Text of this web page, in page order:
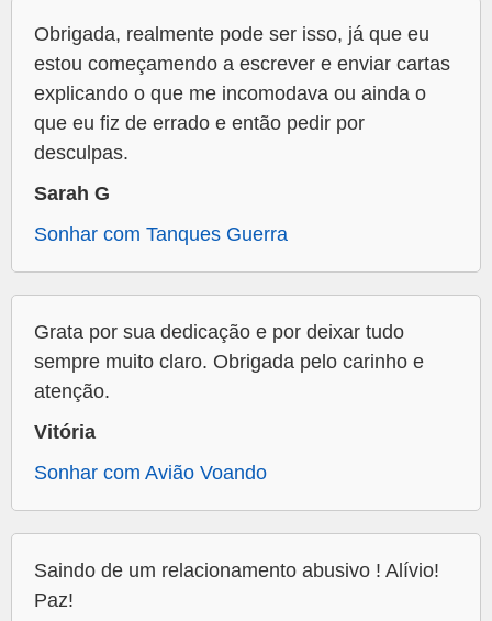
Obrigada, realmente pode ser isso, já que eu
estou começamendo a escrever e enviar cartas
explicando o que me incomodava ou ainda o
que eu fiz de errado e então pedir por
desculpas.
Sarah G
Sonhar com Tanques Guerra
Grata por sua dedicação e por deixar tudo
sempre muito claro. Obrigada pelo carinho e
atenção.
Vitória
Sonhar com Avião Voando
Saindo de um relacionamento abusivo ! Alívio!
Paz!